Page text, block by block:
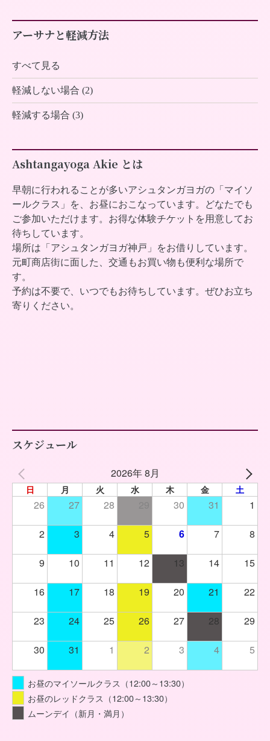
アーサナと軽減方法
すべて見る
軽減しない場合 (2)
軽減する場合 (3)
Ashtangayoga Akie とは
早朝に行われることが多いアシュタンガヨガの「マイソ
ールクラス」を、お昼におこなっています。どなたでも
ご参加いただけます。お得な体験チケットを用意してお
待ちしています。
場所は「アシュタンガヨガ神戸」をお借りしています。
元町商店街に面した、交通もお買い物も便利な場所で
す。
予約は不要で、いつでもお待ちしています。ぜひお立ち
寄りください。
スケジュール
2026年 8月
日 月 火 水 木 金 土
26 27 28 30 31 1
2 3 4 5 6 7 8
9 10 11 12 13 14 15
16 17 18 19 20 21 22
23 24 25 26 27 28 29
30 31 1 2 3 4 5
お昼のマイソールクラス（12:00～13:30）
お昼のレッドクラス（12:00～13:30）
ムーンデイ（新月・満月）